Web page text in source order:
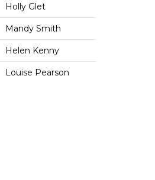
Holly Glet
Mandy Smith
Helen Kenny
Louise Pearson